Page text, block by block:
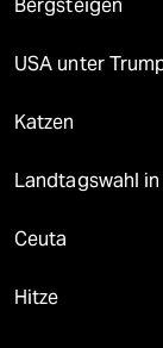
Bergsteigen
USA unter
Katzen
Landtagswahl
Ceuta
Hitze